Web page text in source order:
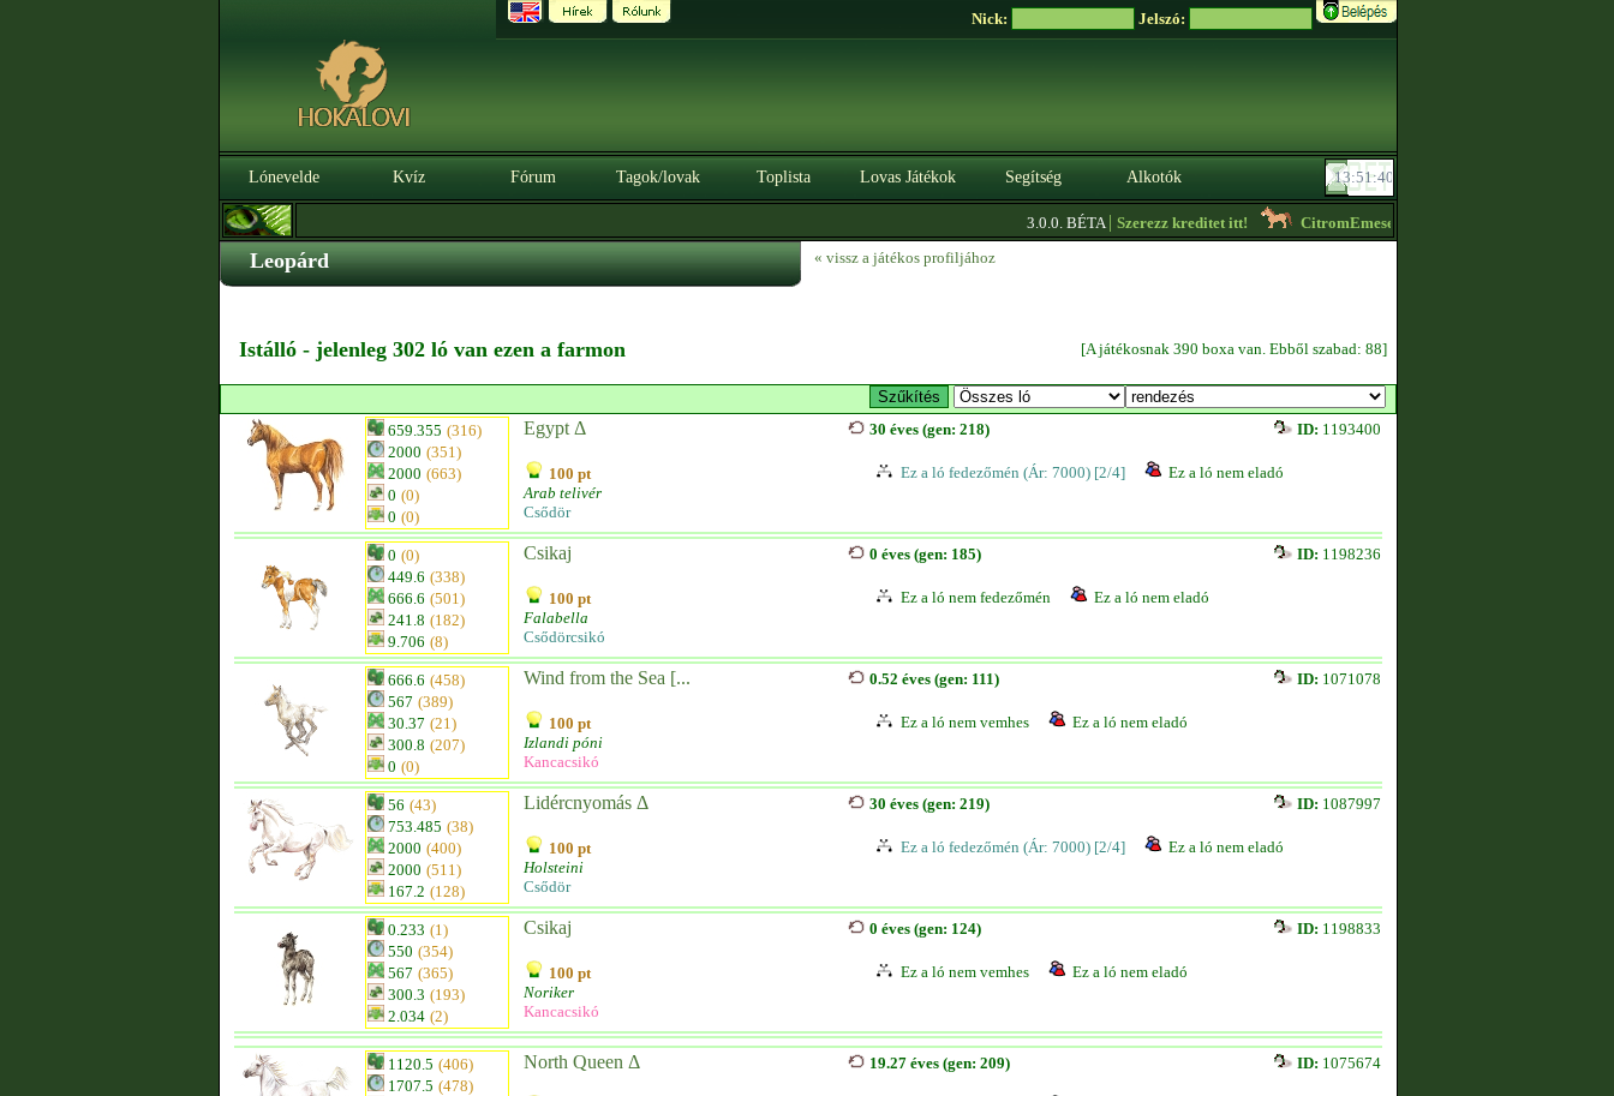
Nick: Jelszó:
Lónevelde Kvíz Fórum Tagok/lovak Toplista Lovas Játékok Segítség Alkotók
3.0.0. BÉTA|Szerezz kreditet itt! CitromEmese- Lóvásár! Elérhetőek sok fajtában,
Leopárd « vissz a játékos profiljához
Istálló - jelenleg 302 ló van ezen a farmon [A játékosnak 390 boxa van. Ebből szabad: 88]
659.355 (316)
2000 (351)
2000 (663)
0 (0)
0 (0)
Egypt Δ
100 pt
Arab telivér
Csődör
30 éves (gen: 218) ID: 1193400
Ez a ló fedezőmén (Ár: 7000) [2/4] Ez a ló nem eladó
0 (0)
449.6 (338)
666.6 (501)
241.8 (182)
9.706 (8)
Csikaj
100 pt
Falabella
Csődörcsikó
0 éves (gen: 185) ID: 1198236
Ez a ló nem fedezőmén Ez a ló nem eladó
666.6 (458)
567 (389)
30.37 (21)
300.8 (207)
0 (0)
Wind from the Sea [...
100 pt
Izlandi póni
Kancacsikó
0.52 éves (gen: 111) ID: 1071078
Ez a ló nem vemhes Ez a ló nem eladó
56 (43)
753.485 (38)
2000 (400)
2000 (511)
167.2 (128)
Lidércnyomás Δ
100 pt
Holsteini
Csődör
30 éves (gen: 219) ID: 1087997
Ez a ló fedezőmén (Ár: 7000) [2/4] Ez a ló nem eladó
0.233 (1)
550 (354)
567 (365)
300.3 (193)
2.034 (2)
Csikaj
100 pt
Noriker
Kancacsikó
0 éves (gen: 124) ID: 1198833
Ez a ló nem vemhes Ez a ló nem eladó
1120.5 (406)
1707.5 (478)
North Queen Δ 19.27 éves (gen: 209) ID: 1075674